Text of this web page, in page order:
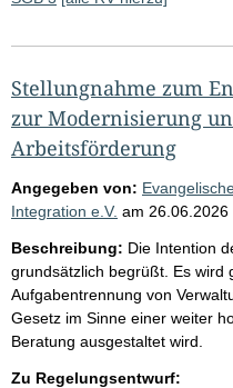
Stellungnahme zum
zur Modernisierung
Arbeitsförderung
Angegeben von:
Integration e.V. am 26.06.2026
Beschreibung: Die Intention
grundsätzlich begrüßt. Es wird
Aufgabentrennung von
Gesetz im Sinne einer weiter
Beratung ausgestaltet wird.
Zu Regelungsentwurf: